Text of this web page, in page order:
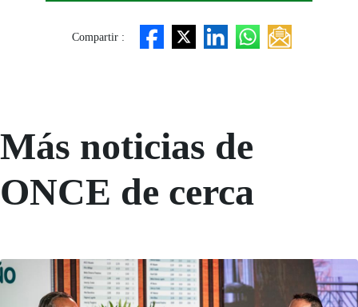
Compartir :
Más noticias de
ONCE de cerca